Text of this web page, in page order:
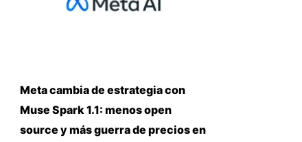
Meta cambia de estrategia con
Muse Spark 1.1: menos open
source y más guerra de precios en